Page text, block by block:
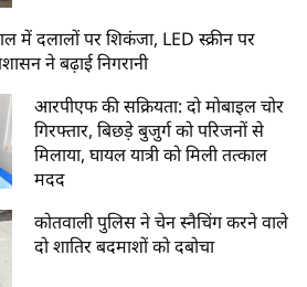
में दलालों पर शिकंजा, LED स्क्रीन पर
ने बढ़ाई निगरानी
आरपीएफ की सक्रियता: दो मोबाइल चोर
गिरफ्तार, बिछड़े बुजुर्ग को परिजनों से
मिलाया, घायल यात्री को मिली तत्काल
मदद
कोतवाली पुलिस ने चेन स्नैचिंग करने वाले
दो शातिर बदमाशों को दबोचा